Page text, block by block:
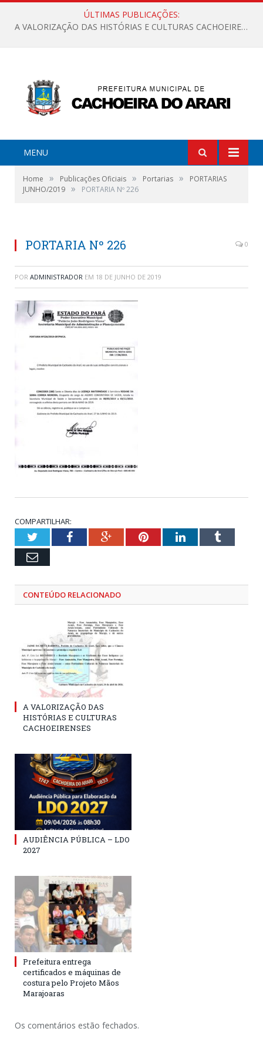
ÚLTIMAS PUBLICAÇÕES:
A VALORIZAÇÃO DAS HISTÓRIAS E CULTURAS CACHOEIRENSES
MENU
Home » Publicações Oficiais » Portarias »
PORTARIAS
JUNHO/2019 » PORTARIA Nº 226
PORTARIA Nº 226 0
POR ADMINISTRADOR EM 18 DE JUNHO DE 2019
COMPARTILHAR:
TwitterFacebookGoogle+PinterestLinkedInTumblr
Email
CONTEÚDO RELACIONADO
A VALORIZAÇÃO DAS
HISTÓRIAS E CULTURAS
CACHOEIRENSES
AUDIÊNCIA PÚBLICA – LDO
2027
Prefeitura entrega
certificados e máquinas de
costura pelo Projeto Mãos
Marajoaras
Os comentários estão fechados.